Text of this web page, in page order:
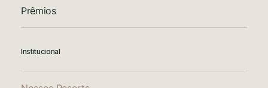
Prêmios
Institucional